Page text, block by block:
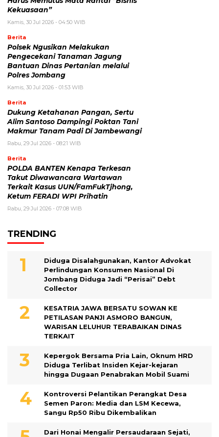
Kekuasaan”
Kamis, 30 Jul 2026 - 04:50 WIB
Berita
Polsek Ngusikan Melakukan
Pengecekani Tanaman Jagung
Bantuan Dinas Pertanian melalui
Polres Jombang
Kamis, 30 Jul 2026 - 01:53 WIB
Berita
Dukung Ketahanan Pangan, Sertu
Alim Santoso Dampingi Poktan Tani
Makmur Tanam Padi Di Jambewangi
Rabu, 29 Jul 2026 - 08:21 WIB
Berita
POLDA BANTEN Kenapa Terkesan
Takut Diwawancara Wartawan
Terkait Kasus UUN/FamFukTjhong,
Ketum FERADI WPI Prihatin
Rabu, 29 Jul 2026 - 07:08 WIB
TRENDING
Diduga Disalahgunakan, Kantor Advokat
Perlindungan Konsumen Nasional Di
Jombang Diduga Jadi “Perisai” Debt
Collector
KESATRIA JAWA BERSATU SOWAN KE
PETILASAN PANJI ASMORO BANGUN,
WARISAN LELUHUR TERABAIKAN DINAS
TERKAIT
Kepergok Bersama Pria Lain, Oknum HRD
Diduga Terlibat Insiden Kejar-kejaran
hingga Dugaan Penabrakan Mobil Suami
Kontroversi Pelantikan Perangkat Desa
Semen Paron: Media dan LSM Kecewa,
Sangu Rp50 Ribu Dikembalikan
Dari Honai Mengalir Persaudaraan Sejati,